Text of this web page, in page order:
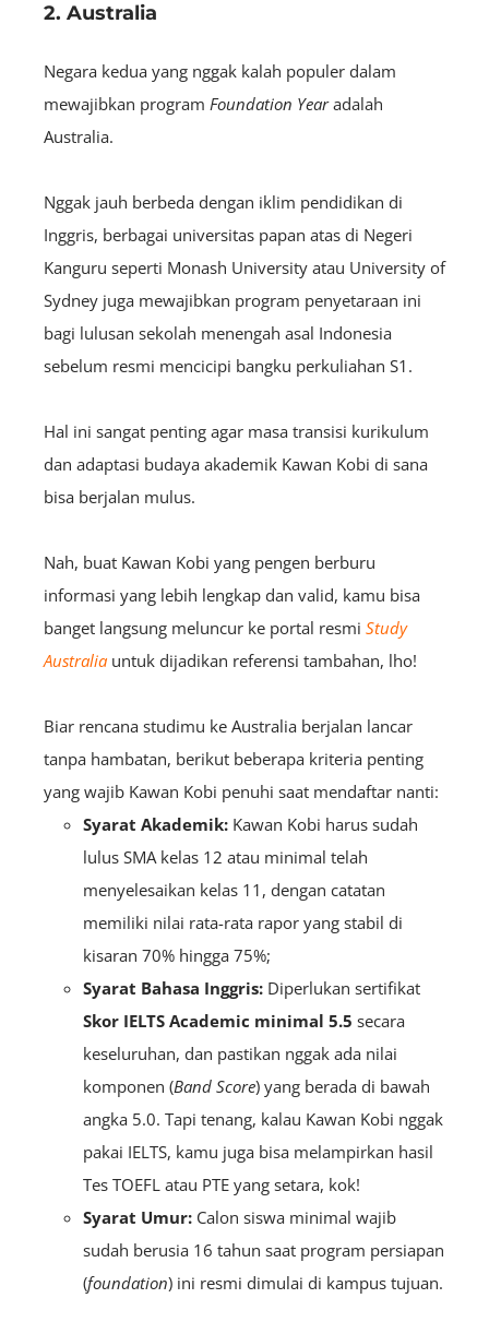
2. Australia
Negara kedua yang nggak kalah populer dalam
mewajibkan program Foundation Yearadalah
Australia.
Nggak jauh berbeda dengan iklim pendidikan di
Inggris, berbagai universitas papan atas di Negeri
Kanguru seperti Monash University atau University of
Sydney juga mewajibkan program penyetaraan ini
bagi lulusan sekolah menengah asal Indonesia
sebelum resmi mencicipi bangku perkuliahan S1.
Hal ini sangat penting agar masa transisi kurikulum
dan adaptasi budaya akademik Kawan Kobi di sana
bisa berjalan mulus.
Nah, buat Kawan Kobi yang pengen berburu
informasi yang lebih lengkap dan valid, kamu bisa
banget langsung meluncur ke portal resmi Study
Australia untuk dijadikan referensi tambahan, lho!
Biar rencana studimu ke Australia berjalan lancar
tanpa hambatan, berikut beberapa kriteria penting
yang wajib Kawan Kobi penuhi saat mendaftar nanti:
Syarat Akademik: Kawan Kobi harus sudah
lulus SMA kelas 12 atau minimal telah
menyelesaikan kelas 11, dengan catatan
memiliki nilai rata-rata rapor yang stabil di
kisaran 70% hingga 75%;
Syarat Bahasa Inggris: Diperlukan sertifikat
Skor IELTS Academic minimal 5.5 secara
keseluruhan, dan pastikan nggak ada nilai
komponen (Band Score) yang berada di bawah
angka 5.0. Tapi tenang, kalau Kawan Kobi nggak
pakai IELTS, kamu juga bisa melampirkan hasil
Tes TOEFL atau PTE yang setara, kok!
Syarat Umur: Calon siswa minimal wajib
sudah berusia 16 tahun saat program persiapan
(foundation) ini resmi dimulai di kampus tujuan.